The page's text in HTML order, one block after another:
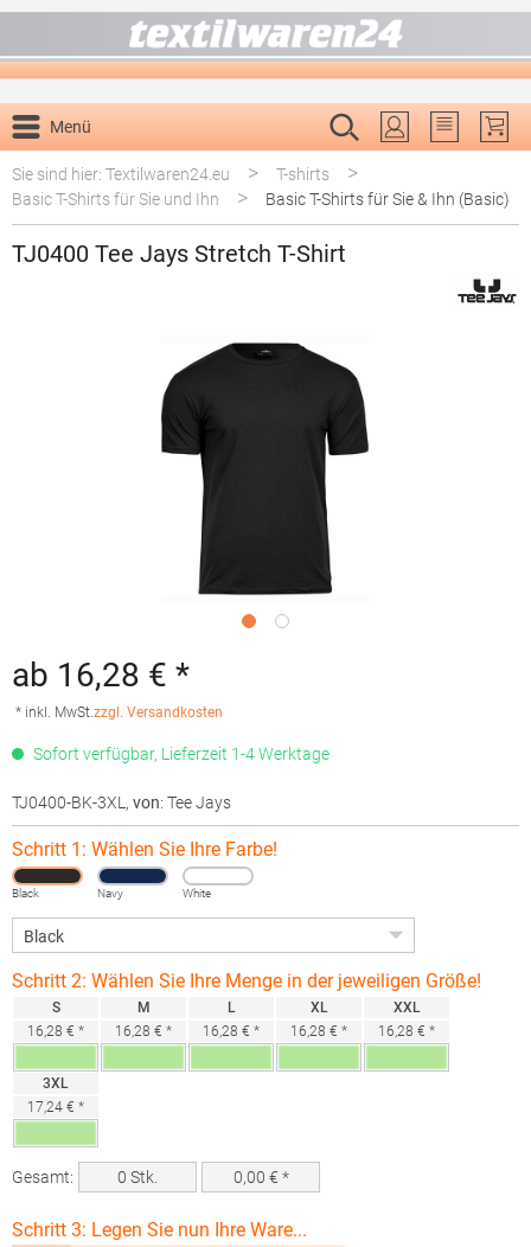
Menü
Du hast 0
Sie sind hier: Textilwaren24.eu
> T-shirts >
Basic T-Shirts für Sie und Ihn > Basic T-Shirts für Sie & Ihn (Basic)
TJ0400 Tee Jays Stretch T-Shirt
ab 16,28 € *
* inkl. MwSt.zzgl. Versandkosten
Sofort verfügbar, Lieferzeit 1-4 Werktage
TJ0400-BK-3XL , von: Tee Jays
Schritt 1: Wählen Sie Ihre Farbe!
Black Navy White
Schritt 2: Wählen Sie Ihre Menge in der jeweiligen Größe!
S
16,28 € *
M
16,28 € *
L
16,28 € *
XL
16,28 € *
XXL
16,28 € *
3XL
17,24 € *
Gesamt: 0 Stk. 0,00 € *
Schritt 3: Legen Sie nun Ihre Ware...